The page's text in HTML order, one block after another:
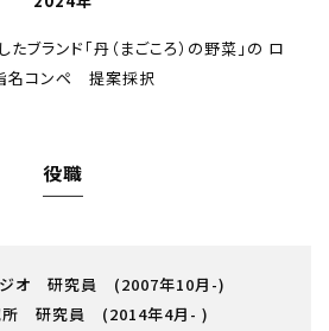
ブランド「丹（まごころ）の野菜」の ロ
名コンペ 提案採択
役職
ジオ 研究員 (2007年10月-)
所 研究員 (2014年4月- )